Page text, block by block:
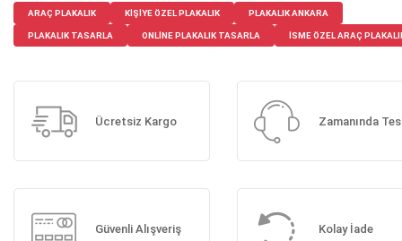
ARAÇ PLAKALIK KIŞIYE ÖZEL PLAKALIK PLAKALIK ANKARA
PLAKALIK TASARLA ONLINE PLAKALIK TASARLA ISME ÖZEL ARAÇ
Ücretsiz Kargo Zamanında
Güvenli Alışveriş Kolay İade